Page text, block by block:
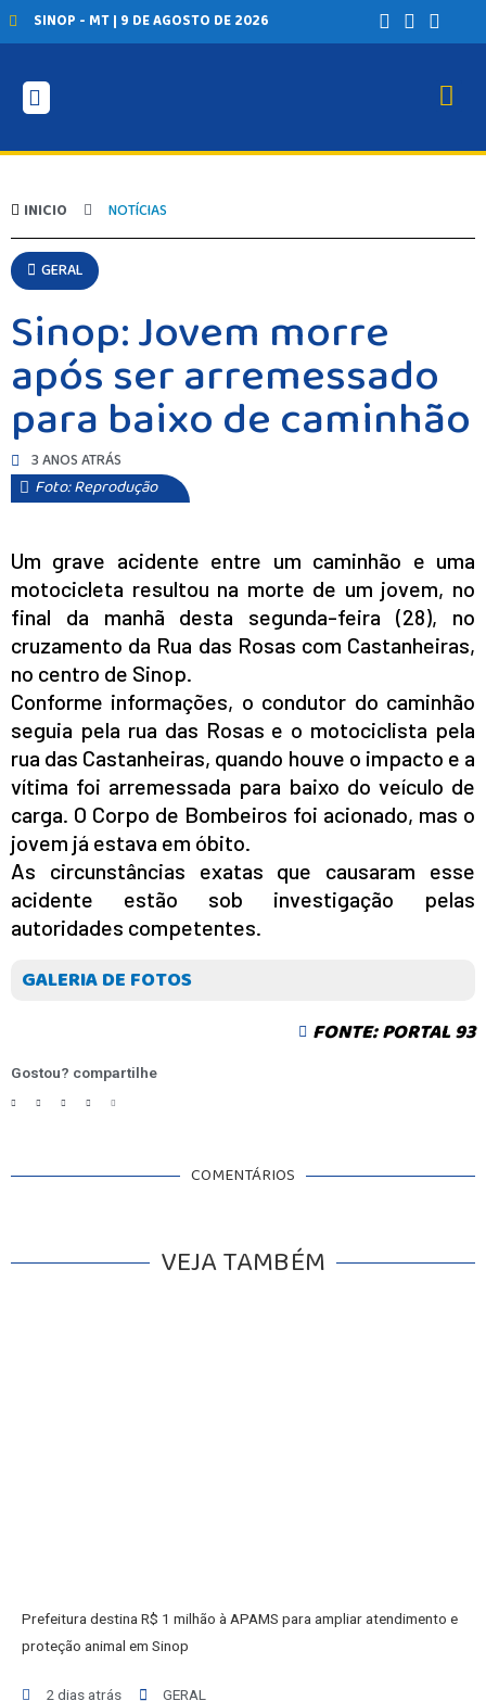
SINOP - MT | 9 DE AGOSTO DE 2026
INICIO NOTÍCIAS
GERAL
Sinop: Jovem morre
após ser arremessado
para baixo de caminhão
3 ANOS ATRÁS
Foto: Reprodução
Um grave acidente entre um caminhão e uma
motocicleta resultou na morte de um jovem, no
final da manhã desta segunda-feira (28), no
cruzamento da Rua das Rosas com Castanheiras,
no centro de Sinop.
Conforme informações, o condutor do caminhão
seguia pela rua das Rosas e o motociclista pela
rua das Castanheiras, quando houve o impacto e a
vítima foi arremessada para baixo do veículo de
carga. O Corpo de Bombeiros foi acionado, mas o
jovem já estava em óbito.
As circunstâncias exatas que causaram esse
acidente estão sob investigação pelas
autoridades competentes.
GALERIA DE FOTOS
FONTE: PORTAL 93
Gostou? compartilhe
COMENTÁRIOS
VEJA TAMBÉM
Prefeitura destina R$ 1 milhão à APAMS para ampliar atendimento e
proteção animal em Sinop
2 dias atrás GERAL